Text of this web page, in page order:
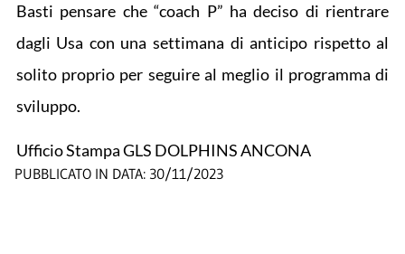
Basti pensare che “coach P” ha deciso di rientrare
dagli Usa con una settimana di anticipo rispetto al
solito proprio per seguire al meglio il programma di
sviluppo.
Ufficio Stampa GLS DOLPHINS ANCONA
PUBBLICATO IN DATA: 30/11/2023